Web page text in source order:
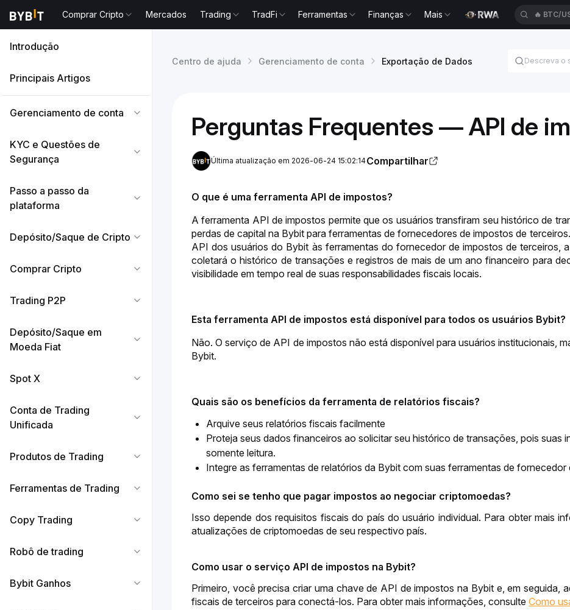
Comprar Cripto Mercados Trading TradFi Ferramentas Finanças Mais 🔥 BTC/
Introdução
Principais Artigos
Gerenciamento de conta
KYC e Questões de
Segurança
Passo a passo da
plataforma
Depósito/Saque de Cripto
Comprar Cripto
Trading P2P
Depósito/Saque em
Moeda Fiat
Spot X
Conta de Trading
Unificada
Produtos de Trading
Ferramentas de Trading
Copy Trading
Robô de trading
Bybit Ganhos
Centro de ajuda Gerenciamento de conta Exportação de Dados
Perguntas Frequentes — API de
Última atualização em 2026-06-24 15:02:14Compartilhar
O que é uma ferramenta API de impostos?
A ferramenta API de impostos permite que os usuários transfiram seu histórico de
perdas de capital na Bybit para ferramentas de fornecedores de impostos de
API dos usuários do Bybit às ferramentas do fornecedor de impostos de
coletará o histórico de transações e registros de mais de um ano financeiro para
visibilidade em tempo real de suas responsabilidades fiscais locais.
Esta ferramenta API de impostos está disponível para todos os usuários Bybit?
Não. O serviço de API de impostos não está disponível para usuários institucionais,
Bybit.
Quais são os benefícios da ferramenta de relatórios fiscais?
Arquive seus relatórios fiscais facilmente
Proteja seus dados financeiros ao solicitar seu histórico de transações, pois suas
somente leitura.
Integre as ferramentas de relatórios da Bybit com suas ferramentas de
Como sei se tenho que pagar impostos ao negociar criptomoedas?
Isso depende dos requisitos fiscais do país do usuário individual. Para obter mais
atualizações de criptomoedas de seu respectivo país.
Como usar o serviço API de impostos na Bybit?
Primeiro, você precisa criar uma chave de API de impostos na Bybit e, em seguida,
fiscais de terceiros para conectá-los. Para obter mais informações, consulte Como